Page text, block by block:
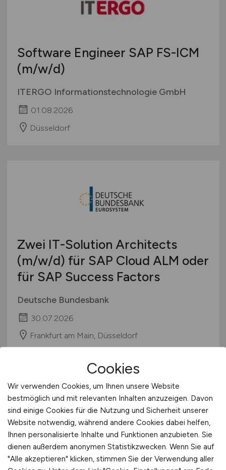
Software Engineer SAP FS-ICM
(m/w/d)
ITERGO Informationstechnologie GmbH
01.08.2026
Düsseldorf
Zwei IT-Solution Architects
(m/w/d) für SAP Cloud ALM oder
für SAP Success Factors
Deutsche Bundesbank
30.07.2026
Frankfurt am Main, Düsseldorf
Software Testing & Quality
Cookies
Wir verwenden Cookies, um Ihnen unsere Website
bestmöglich und mit relevanten Inhalten anzuzeigen. Davon
sind einige Cookies für die Nutzung und Sicherheit unserer
Website notwendig, während andere Cookies dabei helfen,
Ihnen personalisierte Inhalte und Funktionen anzubieten. Sie
dienen außerdem anonymen Statistikzwecken. Wenn Sie auf
"Alle akzeptieren" klicken, stimmen Sie der Verwendung aller